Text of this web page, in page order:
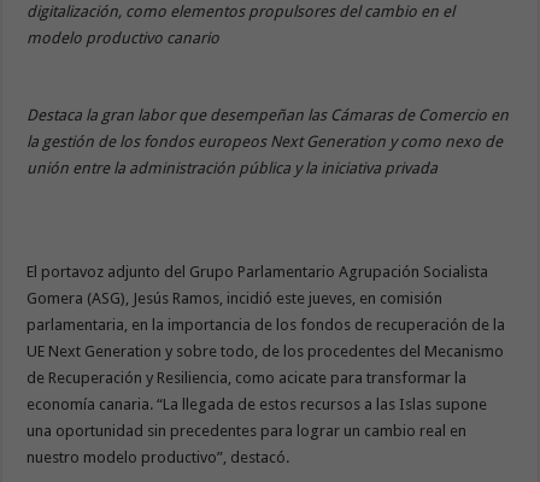
digitalización, como elementos propulsores del cambio en el
modelo productivo canario
Destaca la gran labor que desempeñan las Cámaras de Comercio en
la gestión de los fondos europeos Next Generation y como nexo de
unión entre la administración pública y la iniciativa privada
El portavoz adjunto del Grupo Parlamentario Agrupación Socialista
Gomera (ASG), Jesús Ramos, incidió este jueves, en comisión
parlamentaria, en la importancia de los fondos de recuperación de la
UE Next Generation y sobre todo, de los procedentes del Mecanismo
de Recuperación y Resiliencia, como acicate para transformar la
economía canaria. “La llegada de estos recursos a las Islas supone
una oportunidad sin precedentes para lograr un cambio real en
nuestro modelo productivo”, destacó.